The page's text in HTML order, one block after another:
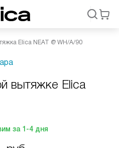
Elica NEAT @ WH/A/90
вытяжке Elica
за 1-4 дня